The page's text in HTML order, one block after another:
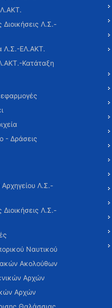
Διοικήσεις Λ.Σ.-
Λ.Σ.-ΕΛ.ΑΚΤ.
Κατάταξη
- Δράσεις
Λ.Σ.-
Διοικήσεις Λ.Σ.-
Ναυτικού
Ακολούθων
Αρχών
Αρχών
Θαλάσσιας